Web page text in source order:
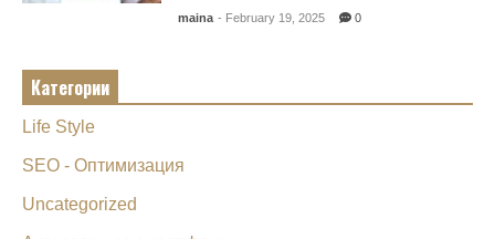
maina - February 19, 2025 0
Категории
Life Style
SEO - Оптимизация
Uncategorized